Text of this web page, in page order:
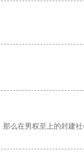
么在男权至上的封建